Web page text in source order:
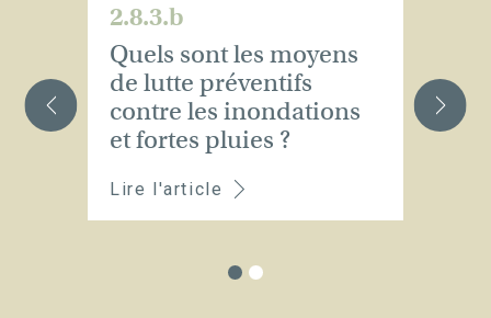
2.8.3.b
Quels sont les moyens
de lutte préventifs
contre les inondations
et fortes pluies ?
Lire l'article